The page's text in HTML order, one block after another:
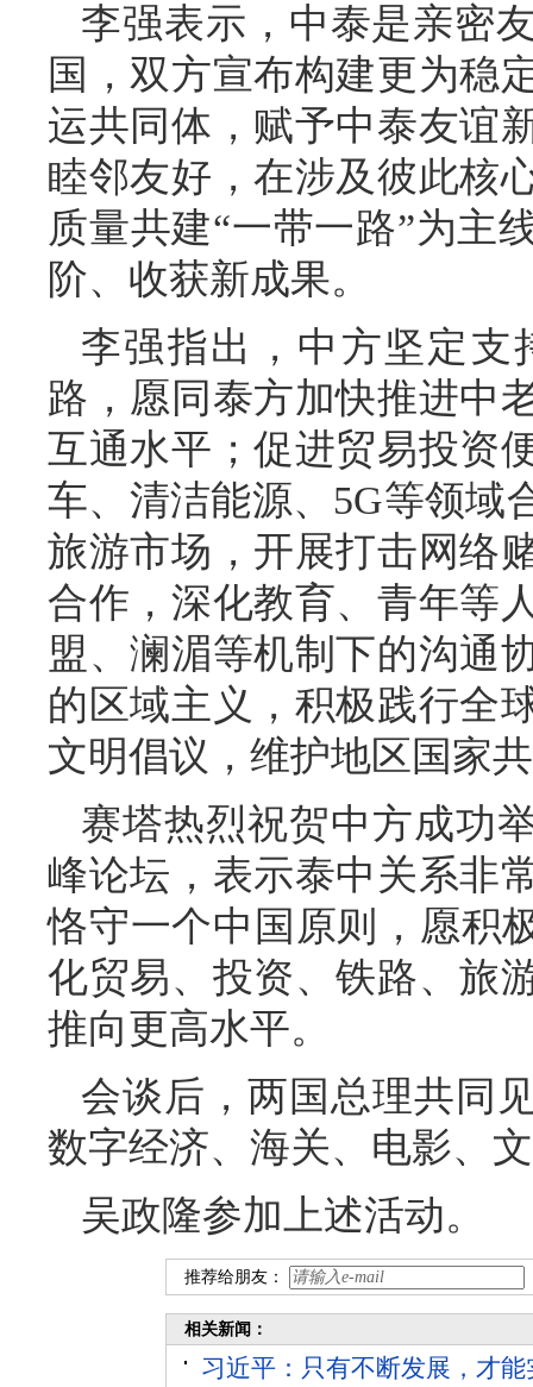
李强表示，中泰是亲密
国，双方宣布构建更为稳
运共同体，赋予中泰友谊
睦邻友好，在涉及彼此核
质量共建“一带一路”为主
阶、收获新成果。
李强指出，中方坚定支
路，愿同泰方加快推进中
互通水平；促进贸易投资
车、清洁能源、5G等领域
旅游市场，开展打击网络
合作，深化教育、青年等
盟、澜湄等机制下的沟通
的区域主义，积极践行全
文明倡议，维护地区国家
赛塔热烈祝贺中方成功
峰论坛，表示泰中关系非
恪守一个中国原则，愿积
化贸易、投资、铁路、旅
推向更高水平。
会谈后，两国总理共同
数字经济、海关、电影、
吴政隆参加上述活动。
推荐给朋友：
相关新闻：
习近平：只有不断发展，才